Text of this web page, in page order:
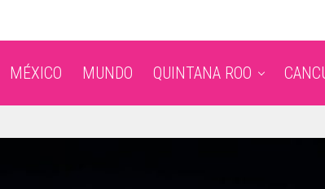
MÉXICO MUNDO QUINTANA ROO